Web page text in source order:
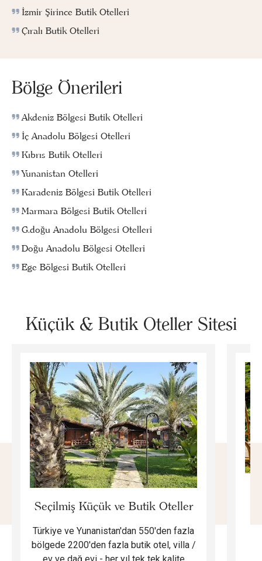
İzmir Şirince Butik Otelleri
Çıralı Butik Otelleri
Bölge Önerileri
Akdeniz Bölgesi Butik Otelleri
İç Anadolu Bölgesi Otelleri
Kıbrıs Butik Otelleri
Yunanistan Otelleri
Karadeniz Bölgesi Butik Otelleri
Marmara Bölgesi Butik Otelleri
G.doğu Anadolu Bölgesi Otelleri
Doğu Anadolu Bölgesi Otelleri
Ege Bölgesi Butik Otelleri
Küçük & Butik Oteller Sitesi
Seçilmiş Küçük ve Butik Oteller
Türkiye ve Yunanistan'dan 550'den fazla
bölgede 2200'den fazla butik otel, villa /